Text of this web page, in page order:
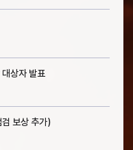
상자 발표
보상 추가)